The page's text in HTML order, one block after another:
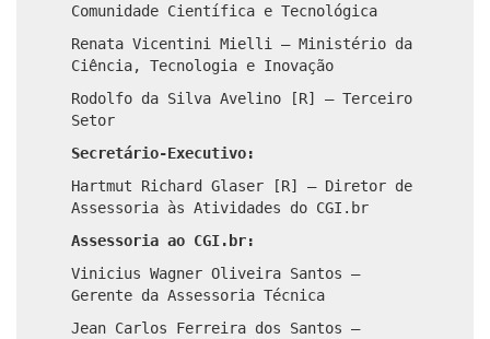
Comunidade Científica e Tecnológica
Renata Vicentini Mielli – Ministério da
Ciência, Tecnologia e Inovação
Rodolfo da Silva Avelino [R] – Terceiro
Setor
Secretário-Executivo:
Hartmut Richard Glaser [R] – Diretor de
Assessoria às Atividades do CGI.br
Assessoria ao CGI.br:
Vinicius Wagner Oliveira Santos –
Gerente da Assessoria Técnica
Jean Carlos Ferreira dos Santos –